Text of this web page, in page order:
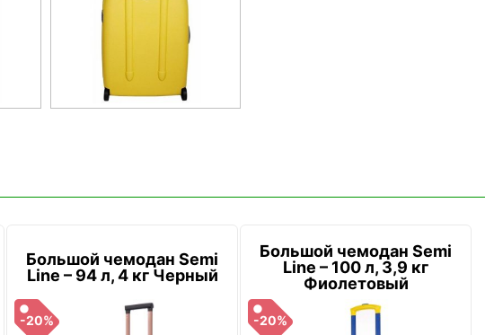
Большой чемодан Semi
Line – 94 л, 4 кг Черный
-20%
Большой чемодан Semi
Line – 100 л, 3,9 кг
Фиолетовый
-20%